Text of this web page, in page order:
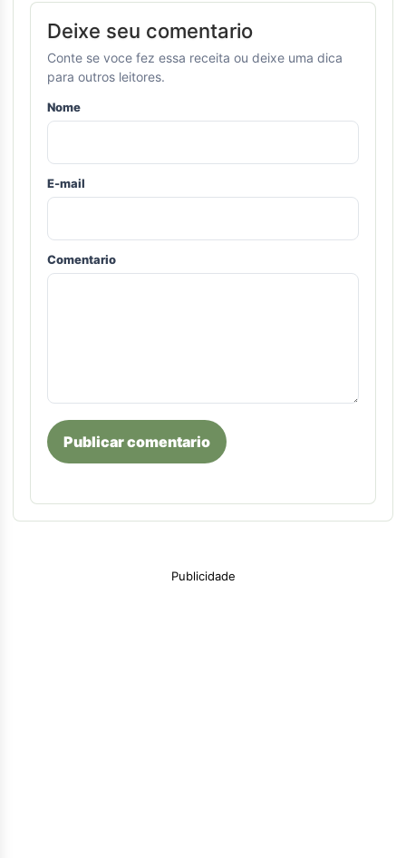
Deixe seu comentario
Conte se voce fez essa receita ou deixe uma dica
para outros leitores.
Nome
E-mail
Comentario
Publicar comentario
Publicidade